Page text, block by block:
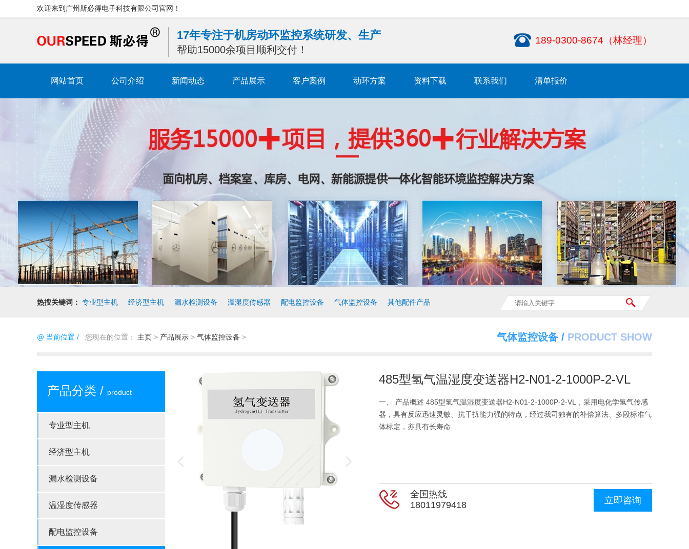
欢迎来到广州斯必得电子科技有限公司官网！
17年专注于机房动环监控系统研发、生产
帮助15000余项目顺利交付！
189-0300-8674（林经理）
网站首页 公司介绍 新闻动态 产品展示 客户案例 动环方案 资料下载 联系我们 清单报价
热搜关键词： 专业型主机 经济型主机 漏水检测设备 温湿度传感器 配电监控设备 气体监控设备 其他配件产品
@ 当前位置 / 您现在的位置： 主页 > 产品展示 > 气体监控设备 > 气体监控设备 / PRODUCT SHOW
产品分类 / product
专业型主机
经济型主机
漏水检测设备
温湿度传感器
配电监控设备
485型氢气温湿度变送器H2-N01-2-1000P-2-VL
一、 产品概述 485型氢气温湿度变送器H2-N01-2-1000P-2-VL，采用电化学氢气传感
器，具有反应迅速灵敏、抗干扰能力强的特点，经过我司独有的补偿算法、多段标准气
体标定，亦具有长寿命
全国热线
18011979418
立即咨询